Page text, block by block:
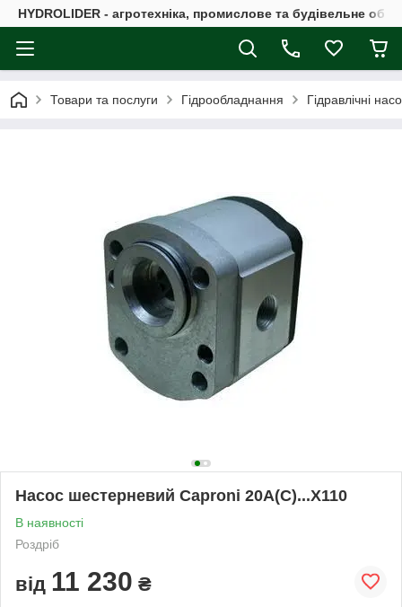
HYDROLIDER - агротехніка, промислове та будівельне
Товари та послуги Гідрообладнання Гідравлічні
Насос шестерневий Caproni 20A(C)...X110
В наявності
Роздріб
від 11 230 ₴